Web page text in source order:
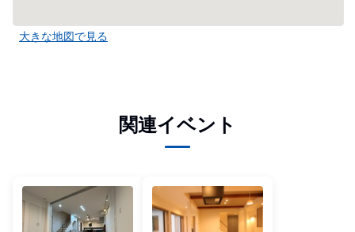
大きな地図で見る
関連イベント